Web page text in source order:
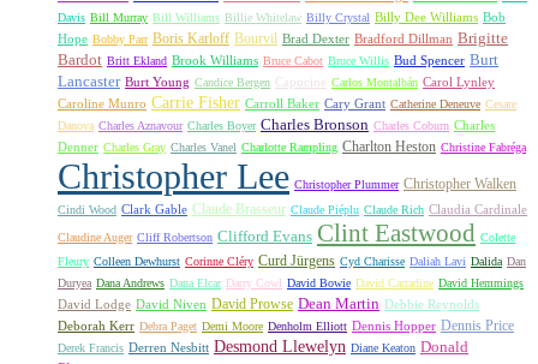
Davis Bill Murray Bill Williams Billie Whitelaw Billy Crystal Billy Dee Williams Bob
Hope Bobby Parr Boris Karloff Bourvil Brad Dexter Bradford Dillman Brigitte
Bardot Britt Ekland Brook Williams Bruce Cabot Bruce Willis Bud Spencer Burt
Lancaster Burt Young Candice Bergen Capucine Carlos Montalbán Carol Lynley
Caroline Munro Carrie Fisher Carroll Baker Cary Grant Catherine Deneuve Cesare
Danova Charles Aznavour Charles Boyer Charles Bronson Charles Coburn Charles
Denner Charles Gray Charles Vanel Charlotte Rampling Charlton Heston Christine Fabréga
Christopher Lee Christopher Plummer Christopher Walken
Cindi Wood Clark Gable Claude Brasseur Claude Piéplu Claude Rich Claudia Cardinale
Claudine Auger Cliff Robertson Clifford Evans Clint Eastwood Colette
Fleury Colleen Dewhurst Corinne Cléry Curd Jürgens Cyd Charisse Daliah Lavi Dalida Dan
Duryea Dana Andrews Dana Elcar Darry Cowl David Bowie David Carradine David Hemmings
David Lodge David Niven David Prowse Dean Martin Debbie Reynolds
Deborah Kerr Debra Paget Demi Moore Denholm Elliott Dennis Hopper Dennis Price
Derek Francis Derren Nesbitt Desmond Llewelyn Diane Keaton Donald